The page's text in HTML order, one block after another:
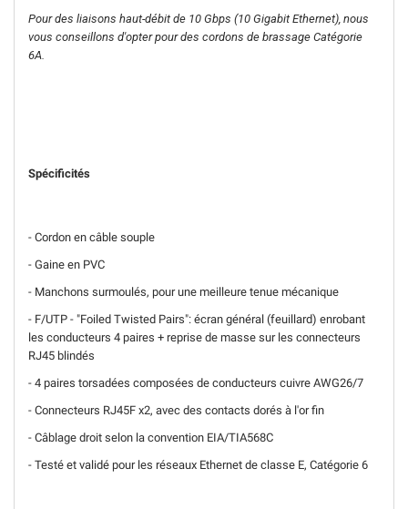
Pour des liaisons haut-débit de 10 Gbps (10 Gigabit Ethernet), nous
vous conseillons d'opter pour des cordons de brassage Catégorie
6A.
Spécificités
- Cordon en câble souple
- Gaine en PVC
- Manchons surmoulés, pour une meilleure tenue mécanique
- F/UTP - "Foiled Twisted Pairs": écran général (feuillard) enrobant
les conducteurs 4 paires + reprise de masse sur les connecteurs
RJ45 blindés
- 4 paires torsadées composées de conducteurs cuivre AWG26/7
- Connecteurs RJ45F x2, avec des contacts dorés à l'or fin
- Câblage droit selon la convention EIA/TIA568C
- Testé et validé pour les réseaux Ethernet de classe E, Catégorie 6